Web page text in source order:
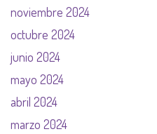
noviembre 2024
octubre 2024
junio 2024
mayo 2024
abril 2024
marzo 2024